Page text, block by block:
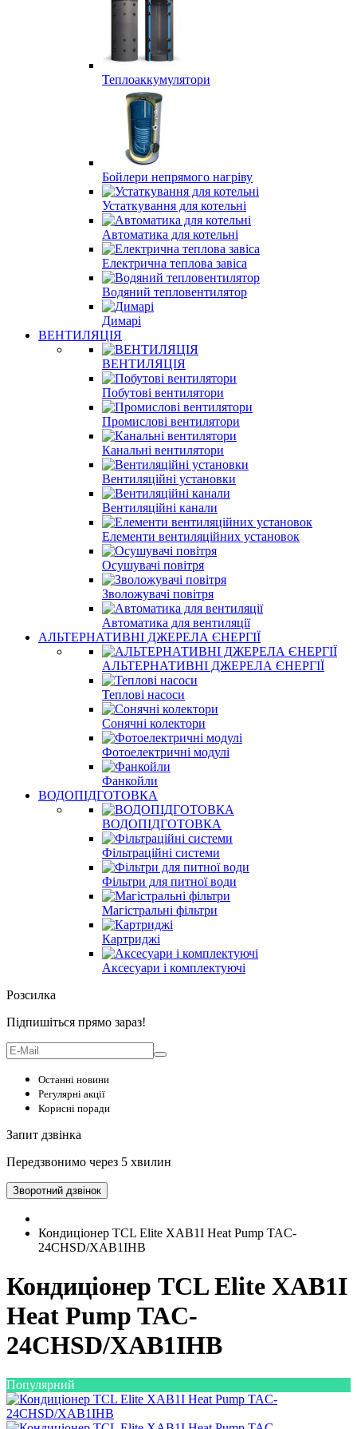
Теплоаккумулятори
Бойлери непрямого нагріву
Устаткування для котельні
Автоматика для котельні
Електрична теплова завіса
Водяний тепловентилятор
Димарі
ВЕНТИЛЯЦІЯ
ВЕНТИЛЯЦІЯ
Побутові вентилятори
Промислові вентилятори
Канальні вентилятори
Вентиляційні установки
Вентиляційні канали
Елементи вентиляційних установок
Осушувачі повітря
Зволожувачі повітря
Автоматика для вентиляції
АЛЬТЕРНАТИВНІ ДЖЕРЕЛА ЄНЕРГІЇ
АЛЬТЕРНАТИВНІ ДЖЕРЕЛА ЄНЕРГІЇ
Теплові насоси
Сонячні колектори
Фотоелектричні модулі
Фанкойли
ВОДОПІДГОТОВКА
ВОДОПІДГОТОВКА
Фільтраційні системи
Фільтри для питної води
Магістральні фільтри
Картриджі
Аксесуари і комплектуючі
Розсилка
Підпишіться прямо зараз!
Останні новини
Регулярні акції
Корисні поради
Запит дзвінка
Передзвонимо через 5 хвилин
Зворотний дзвінок
Кондиціонер TCL Elite XAB1I Heat Pump TAC-
24CHSD/XAB1IHB
Кондиціонер TCL Elite XAB1I
Heat Pump TAC-
24CHSD/XAB1IHB
Популярний